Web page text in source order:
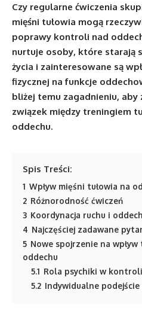
Czy regularne ćwiczenia
mięśni tułowia mogą
poprawy kontroli nad
nurtuje osoby, które starają
życia i zainteresowane są
fizycznej na funkcje
bliżej temu zagadnieniu, aby
związek między treningiem
oddechu.
Spis Treści:
1 Wpływ mięśni tułowia na
2 Różnorodność ćwiczeń
3 Koordynacja ruchu i
4 Najczęściej zadawane
5 Nowe spojrzenie na
oddechu
5.1 Rola psychiki w
5.2 Indywidualne